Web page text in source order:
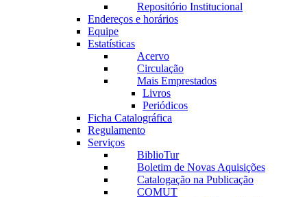
Repositório Institucional
Endereços e horários
Equipe
Estatísticas
Acervo
Circulação
Mais Emprestados
Livros
Periódicos
Ficha Catalográfica
Regulamento
Serviços
BiblioTur
Boletim de Novas Aquisições
Catalogação na Publicação
COMUT